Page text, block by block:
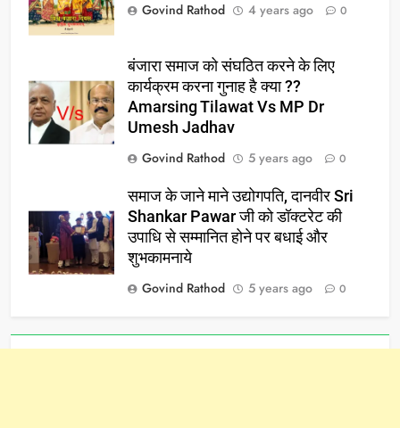
Govind Rathod
4 years ago 0
बंजारा समाज को संघठित करने के लिए
कार्यक्रम करना गुनाह है क्या ??
Amarsing Tilawat Vs MP Dr
Umesh Jadhav
Govind Rathod
5 years ago 0
समाज के जाने माने उद्योगपति, दानवीर Sri
Shankar Pawar जी को डॉक्टरेट की
उपाधि से सम्मानित होने पर बधाई और
शुभकामनाये
Govind Rathod
5 years ago 0